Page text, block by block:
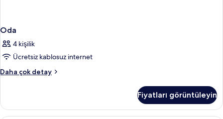
Oda
4 kişilik
Ücretsiz kablosuz internet
Daha çok detay
Oda
detay
Fiyatları görüntüleyin